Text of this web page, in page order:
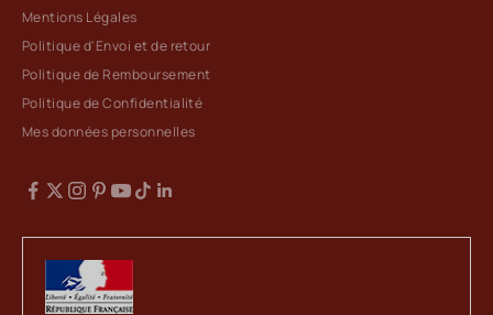
Mentions Légales
Politique d'Envoi et de retour
Politique de Remboursement
Politique de Confidentialité
Mes données personnelles